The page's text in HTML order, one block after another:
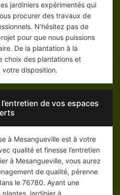
jardiniers expérimentés qui
procurer des travaux de
N’hésitez pas de
pour que nous puissions
De la plantation à la
choix des plantations et
votre disposition.
de vos espaces
à Mesangueville est à votre
qualité et finesse l’entretien
à Mesangueville, vous aurez
de qualité, pérenne
le 76780. Ayant une